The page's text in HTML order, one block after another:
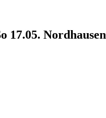
17.05. Nordhausen